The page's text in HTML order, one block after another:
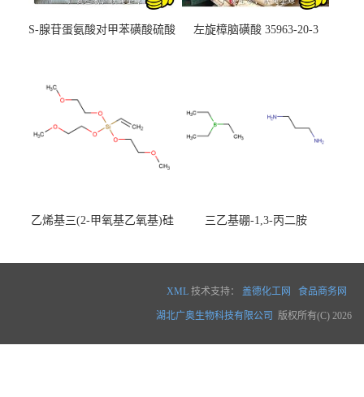
S-腺苷蛋氨酸对甲苯磺酸硫酸
左旋樟脑磺酸 35963-20-3
乙烯基三(2-甲氧基乙氧基)硅
三乙基硼-1,3-丙二胺
XML 技术支持： 盖德化工网 食品商务网
湖北广奥生物科技有限公司 版权所有(C) 2026